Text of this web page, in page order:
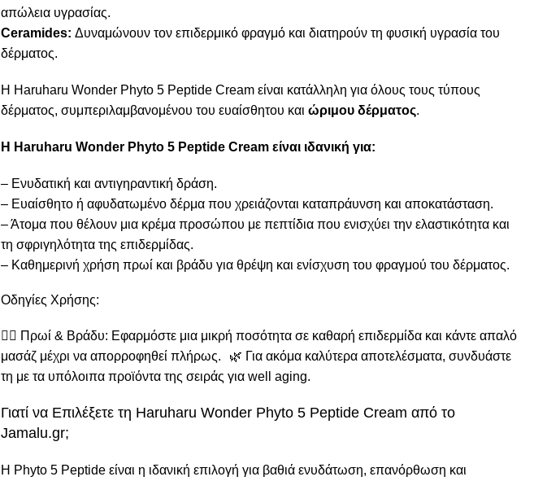
απώλεια υγρασίας.
Ceramides: Δυναμώνουν τον επιδερμικό φραγμό και διατηρούν τη φυσική υγρασία του
δέρματος.
Η Haruharu Wonder Phyto 5 Peptide Cream είναι κατάλληλη για όλους τους τύπους
δέρματος, συμπεριλαμβανομένου του ευαίσθητου και ώριμου δέρματος.
Η Haruharu Wonder Phyto 5 Peptide Cream είναι ιδανική για:
– Ενυδατική και αντιγηραντική δράση.
– Ευαίσθητο ή αφυδατωμένο δέρμα που χρειάζονται καταπράυνση και αποκατάσταση.
– Άτομα που θέλουν μια κρέμα προσώπου με πεπτίδια που ενισχύει την ελαστικότητα και
τη σφριγηλότητα της επιδερμίδας.
– Καθημερινή χρήση πρωί και βράδυ για θρέψη και ενίσχυση του φραγμού του δέρματος.
Οδηγίες Χρήσης:
💆‍♀️ Πρωί & Βράδυ: Εφαρμόστε μια μικρή ποσότητα σε καθαρή επιδερμίδα και κάντε απαλό
μασάζ μέχρι να απορροφηθεί πλήρως. 🌿 Για ακόμα καλύτερα αποτελέσματα, συνδυάστε
τη με τα υπόλοιπα προϊόντα της σειράς για well aging.
Γιατί να Επιλέξετε τη Haruharu Wonder Phyto 5 Peptide Cream από το
Jamalu.gr;
Η Phyto 5 Peptide είναι η ιδανική επιλογή για βαθιά ενυδάτωση, επανόρθωση και